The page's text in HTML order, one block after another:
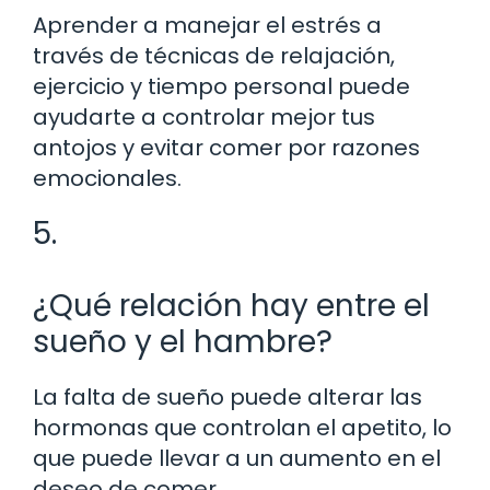
Aprender a manejar el estrés a
través de técnicas de relajación,
ejercicio y tiempo personal puede
ayudarte a controlar mejor tus
antojos y evitar comer por razones
emocionales.
5.
¿Qué relación hay entre el
sueño y el hambre?
La falta de sueño puede alterar las
hormonas que controlan el apetito, lo
que puede llevar a un aumento en el